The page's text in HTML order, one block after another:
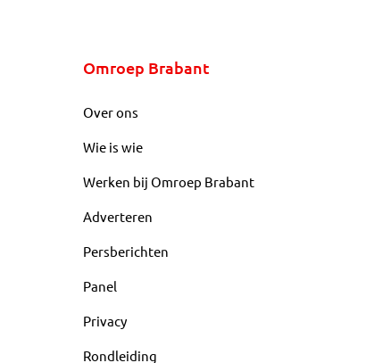
Omroep Brabant
Over ons
Wie is wie
Werken bij Omroep Brabant
Adverteren
Persberichten
Panel
Privacy
Rondleiding